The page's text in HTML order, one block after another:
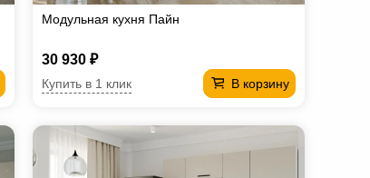
Модульная кухня Пайн
30 930 ₽
В корзину
Купить в 1 клик